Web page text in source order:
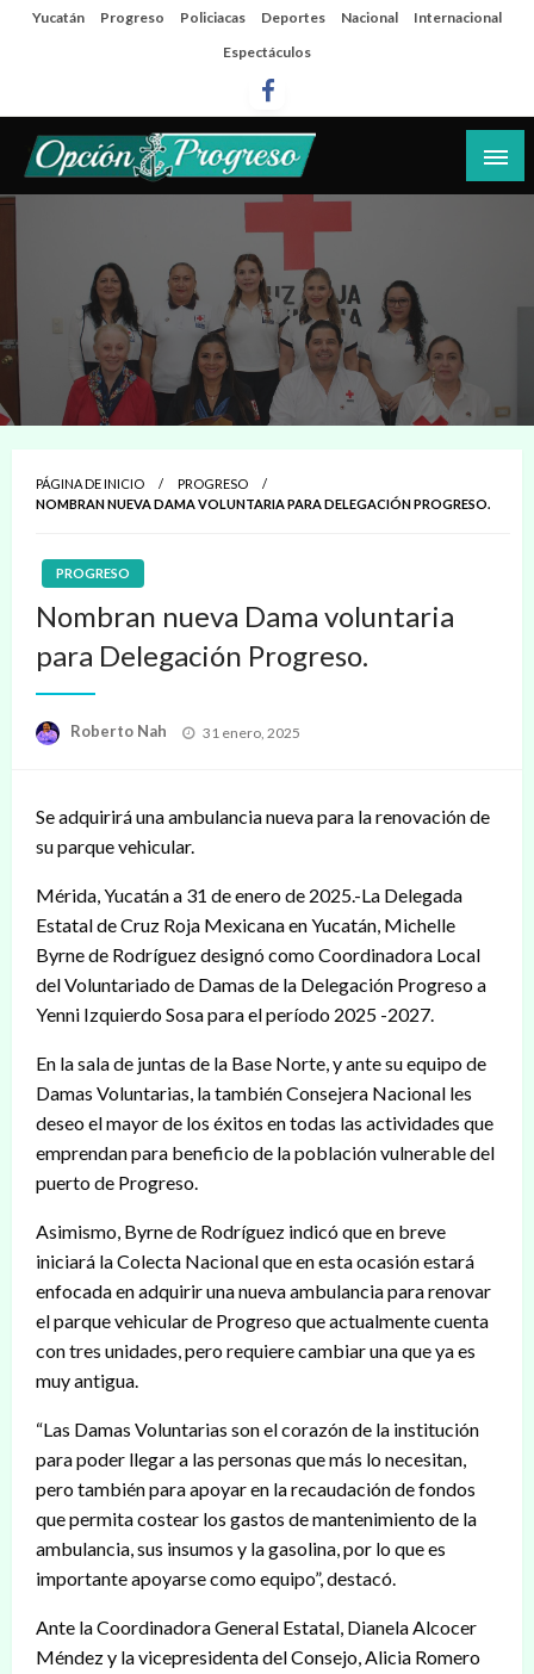
SaltaYucatán Progreso Policiacas Deportes Nacional
Internacional
Espectáculos
Las noticias del día a día del puerto
PÁGINA DE INICIO
PROGRESO
NOMBRAN NUEVA DAMA VOLUNTARIA PARA DELEGACIÓN PROGRESO.
PROGRESO
Nombran nueva Dama voluntaria
para Delegación Progreso.
Roberto Nah
Publicado
31 enero, 2025
Se adquirirá una ambulancia nueva para la renovación de
su parque vehicular.
Mérida, Yucatán a 31 de enero de 2025.-La Delegada
Estatal de Cruz Roja Mexicana en Yucatán, Michelle
Byrne de Rodríguez designó como Coordinadora Local
del Voluntariado de Damas de la Delegación Progreso a
Yenni Izquierdo Sosa para el período 2025 -2027.
En la sala de juntas de la Base Norte, y ante su equipo de
Damas Voluntarias, la también Consejera Nacional les
deseo el mayor de los éxitos en todas las actividades que
emprendan para beneficio de la población vulnerable del
puerto de Progreso.
Asimismo, Byrne de Rodríguez indicó que en breve
iniciará la Colecta Nacional que en esta ocasión estará
enfocada en adquirir una nueva ambulancia para renovar
el parque vehicular de Progreso que actualmente cuenta
con tres unidades, pero requiere cambiar una que ya es
muy antigua.
“Las Damas Voluntarias son el corazón de la institución
para poder llegar a las personas que más lo necesitan,
pero también para apoyar en la recaudación de fondos
que permita costear los gastos de mantenimiento de la
ambulancia, sus insumos y la gasolina, por lo que es
importante apoyarse como equipo”, destacó.
Ante la Coordinadora General Estatal, Dianela Alcocer
Méndez y la vicepresidenta del Consejo, Alicia Romero